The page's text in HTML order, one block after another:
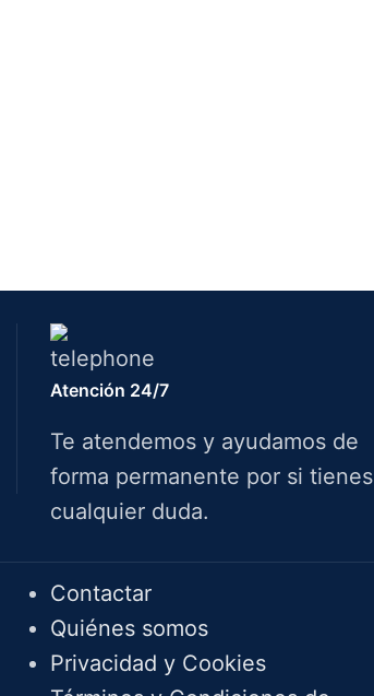
Atención 24/7
Te atendemos y ayudamos de
forma permanente por si tienes
cualquier duda.
Contactar
Quiénes somos
Privacidad y Cookies